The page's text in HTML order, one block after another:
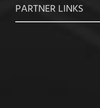
PARTNER LINKS